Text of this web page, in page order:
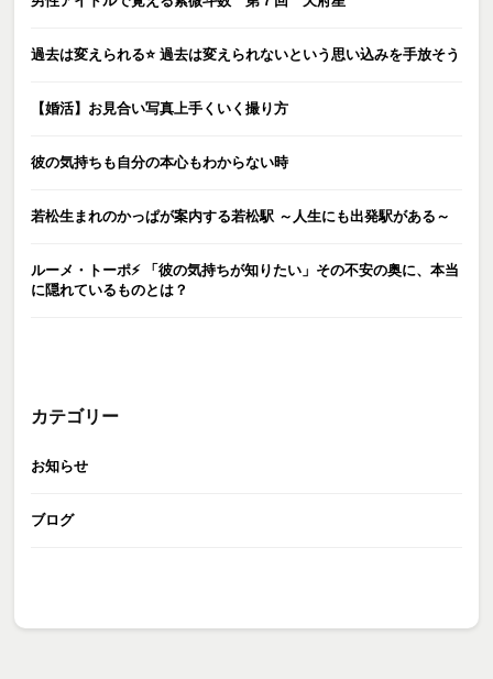
過去は変えられる⭐️ 過去は変えられないという思い込みを手放そう
【婚活】お見合い写真上手くいく撮り方
彼の気持ちも自分の本心もわからない時
若松生まれのかっぱが案内する若松駅 ～人生にも出発駅がある～
ルーメ・トーポ⚡️ 「彼の気持ちが知りたい」その不安の奥に、本当
に隠れているものとは？
カテゴリー
お知らせ
ブログ